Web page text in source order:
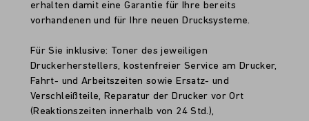
erhalten damit eine Garantie für Ihre bereits
vorhandenen und für Ihre neuen Drucksysteme.
Für Sie inklusive: Toner des jeweiligen
Druckerherstellers, kostenfreier Service am Drucker,
Fahrt- und Arbeitszeiten sowie Ersatz- und
Verschleißteile, Reparatur der Drucker vor Ort
(Reaktionszeiten innerhalb von 24 Std.),